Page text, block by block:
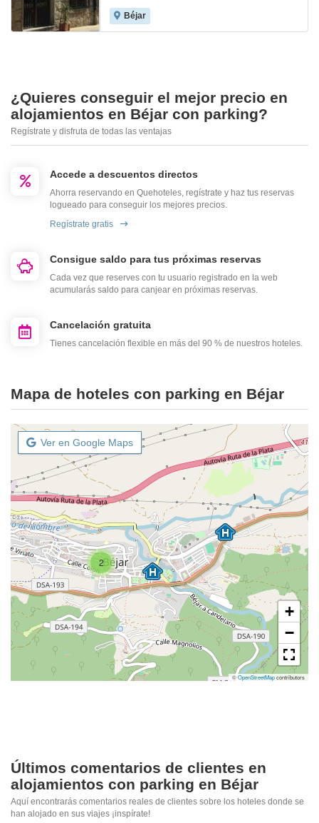
Béjar
¿Quieres conseguir el mejor precio en
alojamientos en Béjar con parking?
Regístrate y disfruta de todas las ventajas
Accede a descuentos directos
Ahorra reservando en Quehoteles, regístrate y haz tus reservas
logueado para conseguir los mejores precios.
Regístrate gratis
Consigue saldo para tus próximas reservas
Cada vez que reserves con tu usuario registrado en la web
acumularás saldo para canjear en próximas reservas.
Cancelación gratuita
Tienes cancelación flexible en más del 90 % de nuestros hoteles.
Mapa de hoteles con parking en Béjar
Ver en Google Maps
2
+
−
©OpenStreetMapcontributors
Últimos comentarios de clientes en
alojamientos con parking en Béjar
Aquí encontrarás comentarios reales de clientes sobre los hoteles donde se
han alojado en sus viajes ¡inspírate!